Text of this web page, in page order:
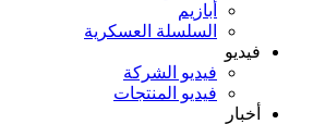
أبازيم
السلسلة العسكرية
فيديو
فيديو الشركة
فيديو المنتجات
أخبار